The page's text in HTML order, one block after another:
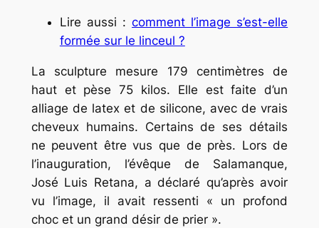
Lire aussi :comment l’image s’est-elle
formée sur le linceul ?
La sculpture mesure 179 centimètres de
haut et pèse 75 kilos. Elle est faite d’un
alliage de latex et de silicone, avec de vrais
cheveux humains. Certains de ses détails
ne peuvent être vus que de près. Lors de
l’inauguration, l’évêque de Salamanque,
José Luis Retana, a déclaré qu’après avoir
vu l’image, il avait ressenti « un profond
choc et un grand désir de prier ».